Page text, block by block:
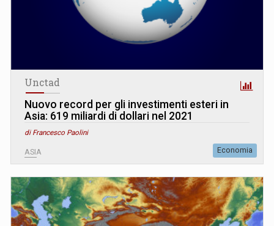
Unctad
Nuovo record per gli investimenti esteri in
Asia: 619 miliardi di dollari nel 2021
di Francesco Paolini
ASIA Economia